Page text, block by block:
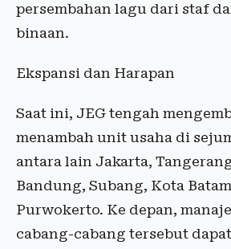
persembahan lagu dari staf
binaan.
Ekspansi dan Harapan
Saat ini, JEG tengah
menambah unit usaha di
antara lain Jakarta,
Bandung, Subang, Kota
Purwokerto. Ke depan,
cabang-cabang tersebut